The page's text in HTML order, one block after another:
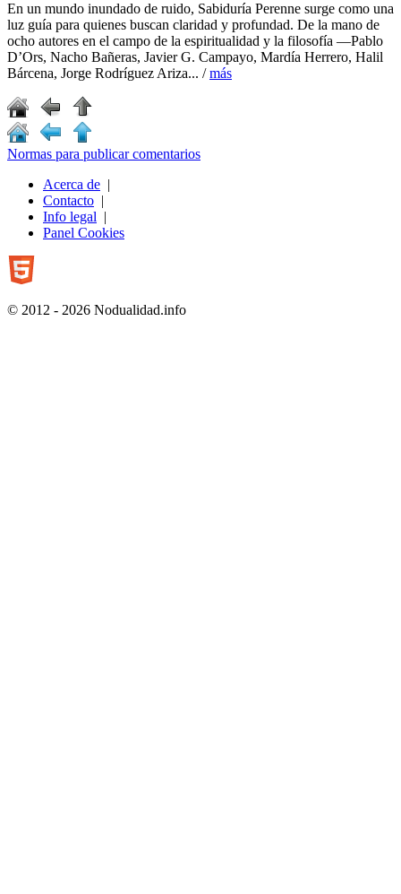
En un mundo inundado de ruido, Sabiduría Perenne surge como una
luz guía para quienes buscan claridad y profundad. De la mano de
ocho autores en el campo de la espiritualidad y la filosofía ―Pablo
D’Ors, Nacho Bañeras, Javier G. Campayo, Mardía Herrero, Halil
Bárcena, Jorge Rodríguez Ariza... /más
Normas para publicar comentarios
Acerca de |
Contacto |
Info legal |
Panel Cookies
© 2012 - 2026 Nodualidad.info